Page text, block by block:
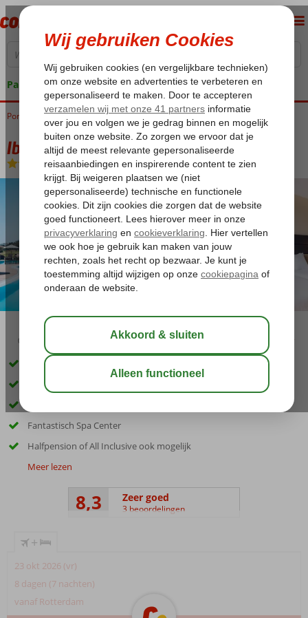
Pakketgarantie
Home
Portugal Algarve Lagos Iberostar Selection Lagos Algarve
Iberostar Selection Lagos Algarve
Logies en ontbijt-Hotel
02:45
Op loopafstand van het strand
Pak de trein naar Lagos
Fantastisch Spa Center
Halfpension of All Inclusive ook mogelijk
Meer lezen
8,3 Zeer goed
3 beoordelingen
+
23 okt 2026 (vr)
8 dagen (7 nachten)
vanaf Rotterdam